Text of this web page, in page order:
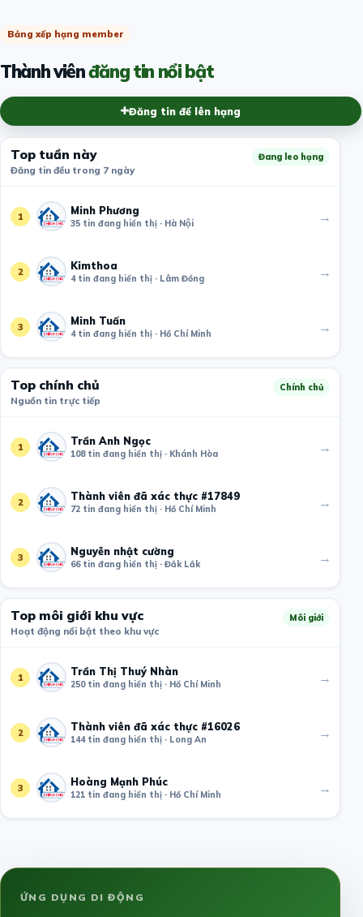
Bảng xếp hạng member
Thành viênđăng tin nổi bật
Đăng tin để lên hạng
Top tuần này
Đăng tin đều trong 7 ngày
Đang leo hạng
1 Minh Phương
35 tin đang hiển thị · Hà Nội →
2 Kimthoa
4 tin đang hiển thị · Lâm Đồng →
3 Minh Tuấn
4 tin đang hiển thị · Hồ Chí Minh →
Top chính chủ
Nguồn tin trực tiếp
Chính chủ
1 Trần Anh Ngọc
108 tin đang hiển thị · Khánh Hòa →
2 Thành viên đã xác thực #17849
72 tin đang hiển thị · Hồ Chí Minh →
3 Nguyễn nhật cường
66 tin đang hiển thị · Đắk Lắk →
Top môi giới khu vực
Hoạt động nổi bật theo khu vực
Môi giới
1 Trần Thị Thuý Nhàn
250 tin đang hiển thị · Hồ Chí Minh →
2 Thành viên đã xác thực #16026
144 tin đang hiển thị · Long An →
3 Hoàng Mạnh Phúc
121 tin đang hiển thị · Hồ Chí Minh →
ỨNG DỤNG DI ĐỘNG